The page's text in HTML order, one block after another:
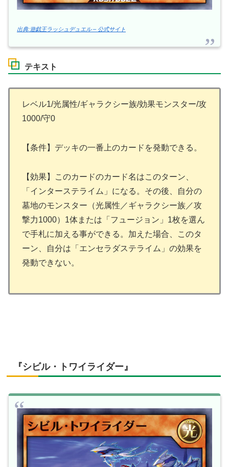
出典:遊戯王ラッシュデュエル – 公式サイト
テキスト
レベル1/光属性/ギャラクシー族/効果モンスター/攻
1000/守0
【条件】デッキの一番上のカードを発動できる。
【効果】このカードのカード名はこのターン、
「インターステライム」になる。その後、自分の
墓地のモンスター（光属性／ギャラクシー族／攻
撃力1000）1体または「フュージョン」1枚を選ん
で手札に加える事ができる。加えた場合、このタ
ーン、自分は「エンセラダステライム」の効果を
発動できない。
『シビル・トワイライダー』